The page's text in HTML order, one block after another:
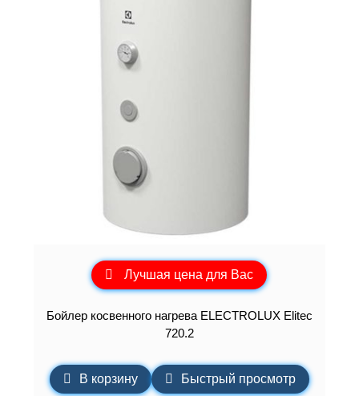
Лучшая цена для Вас
Бойлер косвенного нагрева ELECTROLUX Elitec
720.2
В корзину Быстрый просмотр